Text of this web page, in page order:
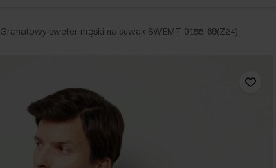
Granatowy sweter męski na suwak SWEMT-0155-69(Z24)